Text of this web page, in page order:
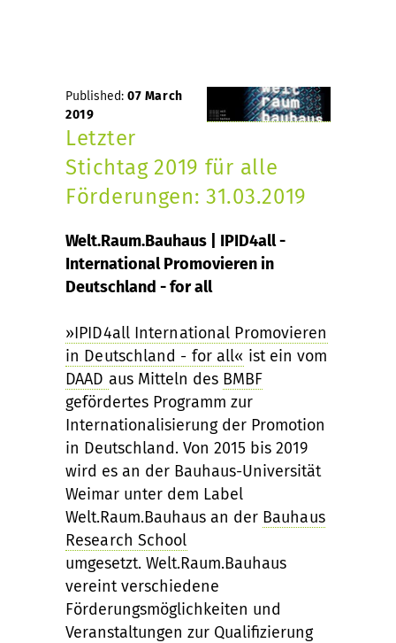
Published: 07 March
2019
Letzter
Stichtag 2019 für alle
Förderungen: 31.03.2019
Welt.Raum.Bauhaus | IPID4all -
International Promovieren in
Deutschland - for all
»IPID4all International Promovieren
in Deutschland - for all« ist ein vom
DAAD aus Mitteln des BMBF
gefördertes Programm zur
Internationalisierung der Promotion
in Deutschland. Von 2015 bis 2019
wird es an der Bauhaus-Universität
Weimar unter dem Label
Welt.Raum.Bauhaus an der Bauhaus
Research School
umgesetzt. Welt.Raum.Bauhaus
vereint verschiedene
Förderungsmöglichkeiten und
Veranstaltungen zur Qualifizierung